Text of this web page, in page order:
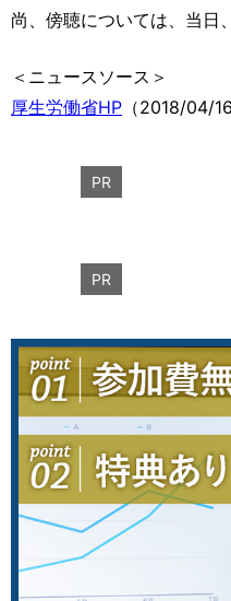
尚、傍聴については、当日
＜ニュースソース＞
厚生労働省HP （2018/04/16
PR
PR